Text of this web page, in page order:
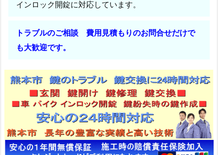
け
作
成
ト
ラ
ル
４
時
インロック開錠に対応しています。
トラブルのご相談 費用見積もりのお問合せだけで
も大歓迎です。